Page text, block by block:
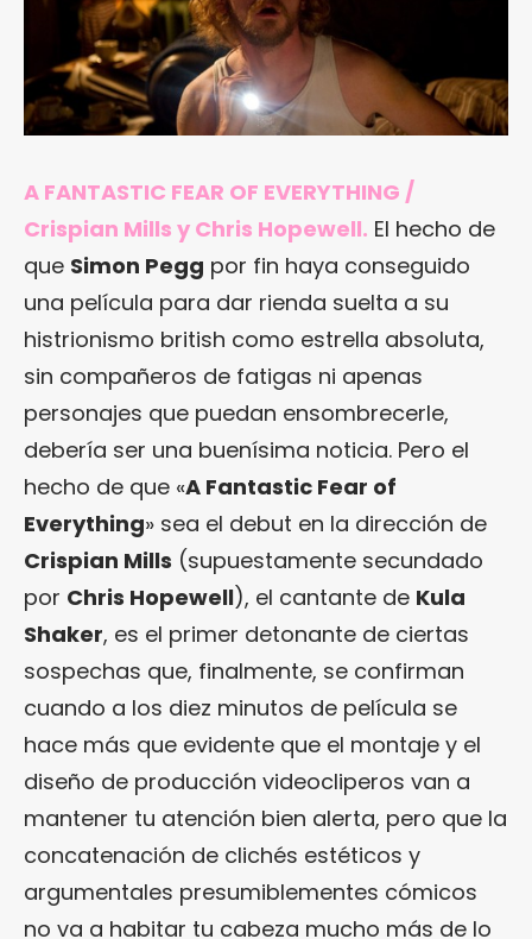
A FANTASTIC FEAR OF EVERYTHING /
Crispian Mills y Chris Hopewell. El hecho de
que Simon Pegg por fin haya conseguido
una película para dar rienda suelta a su
histrionismo british como estrella absoluta,
sin compañeros de fatigas ni apenas
personajes que puedan ensombrecerle,
debería ser una buenísima noticia. Pero el
hecho de que «A Fantastic Fear of
Everything» sea el debut en la dirección de
Crispian Mills (supuestamente secundado
por Chris Hopewell), el cantante de Kula
Shaker, es el primer detonante de ciertas
sospechas que, finalmente, se confirman
cuando a los diez minutos de película se
hace más que evidente que el montaje y el
diseño de producción videocliperos van a
mantener tu atención bien alerta, pero que la
concatenación de clichés estéticos y
argumentales presumiblementes cómicos
no va a habitar tu cabeza mucho más de lo